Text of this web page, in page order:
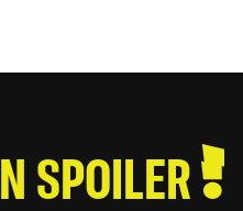
SPOILER